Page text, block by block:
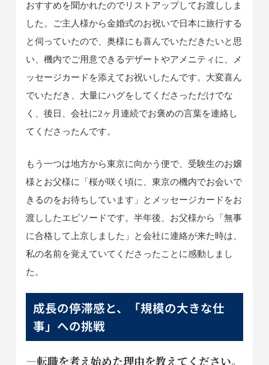
おすすめを聞かれたのでリストアップしてお渡ししま
した。ご主人様から金婚式のお祝いで日本に旅行する
と伺っていたので、奥様にも喜んでいただきたいと思
い、機内でご用意できるデザートやアメニティに、メ
ッセージカードを添えてお祝いしたんです。大変喜ん
でいただき、大量にハグをしてくださっただけでな
く、後日、会社に2ヶ月連続でお褒めの言葉を連絡し
てくださったんです。
もう一つは地方から東京に向かう便で、受験生のお嬢
様とお父様に「桜が咲く頃に、東京の機内でお会いで
きるのをお待ちしています」とメッセージカードをお
渡ししたエピソードです。半年後、お父様から「無事
に合格して上京しました」と会社に連絡が来た時は、
私の名前を覚えていてくださったことに感動しまし
た。
成長の停滞感と、「規模の大きな仕
事」への挑戦
―転職を考え始めた理由を教えてください。